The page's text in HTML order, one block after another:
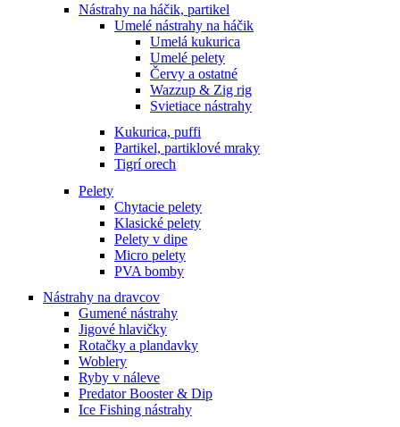
Nástrahy na háčik, partikel
Umelé nástrahy na háčik
Umelá kukurica
Umelé pelety
Červy a ostatné
Wazzup & Zig rig
Svietiace nástrahy
Kukurica, puffi
Partikel, partiklové mraky
Tigrí orech
Pelety
Chytacie pelety
Klasické pelety
Pelety v dipe
Micro pelety
PVA bomby
Nástrahy na dravcov
Gumené nástrahy
Jigové hlavičky
Rotačky a plandavky
Woblery
Ryby v náleve
Predator Booster & Dip
Ice Fishing nástrahy